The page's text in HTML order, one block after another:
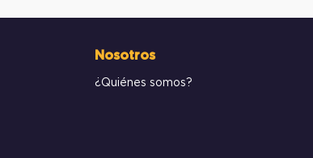
Nosotros
¿Quiénes somos?